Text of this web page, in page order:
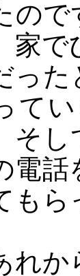
の
家で
っ
て
そし
電話
も
か